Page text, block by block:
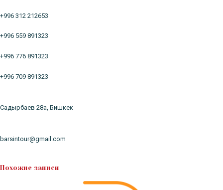
+996 312 212653
+996 559 891323
+996 776 891323
+996 709 891323
Садырбаев 28а, Бишкек
barsintour@gmail.com
Похожие записи